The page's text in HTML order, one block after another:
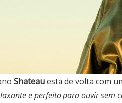
Shateauestá de volta com
e perfeito para ouvir sem